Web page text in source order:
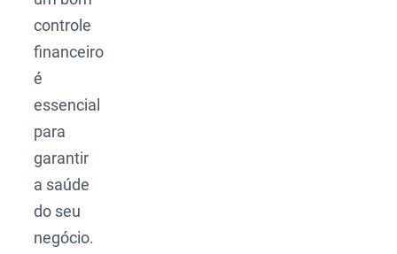
controle
financeiro
é
essencial
para
garantir
a saúde
do seu
negócio.